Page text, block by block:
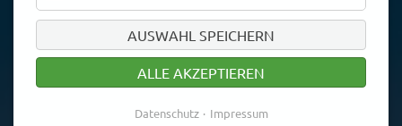
AUSWAHL SPEICHERN
ALLE AKZEPTIEREN
Datenschutz Impressum